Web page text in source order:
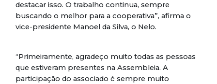
destacar isso. O trabalho continua, sempre
buscando o melhor para a cooperativa”, afirma o
vice-presidente Manoel da Silva, o Nelo.
“Primeiramente, agradeço muito todas as pessoas
que estiveram presentes na Assembleia. A
participação do associado é sempre muito